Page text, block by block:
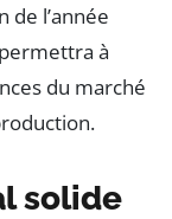
de l’année
à
du marché
solide